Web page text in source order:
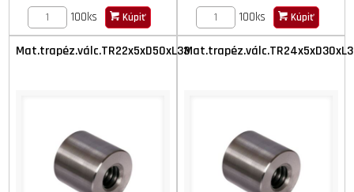
100ks
Kúpiť
100ks
Kúpiť
Mat.trapéz.válc.TR22x5xD50xL33